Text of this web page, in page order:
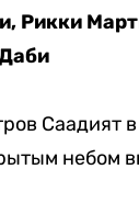
Саадият
небом